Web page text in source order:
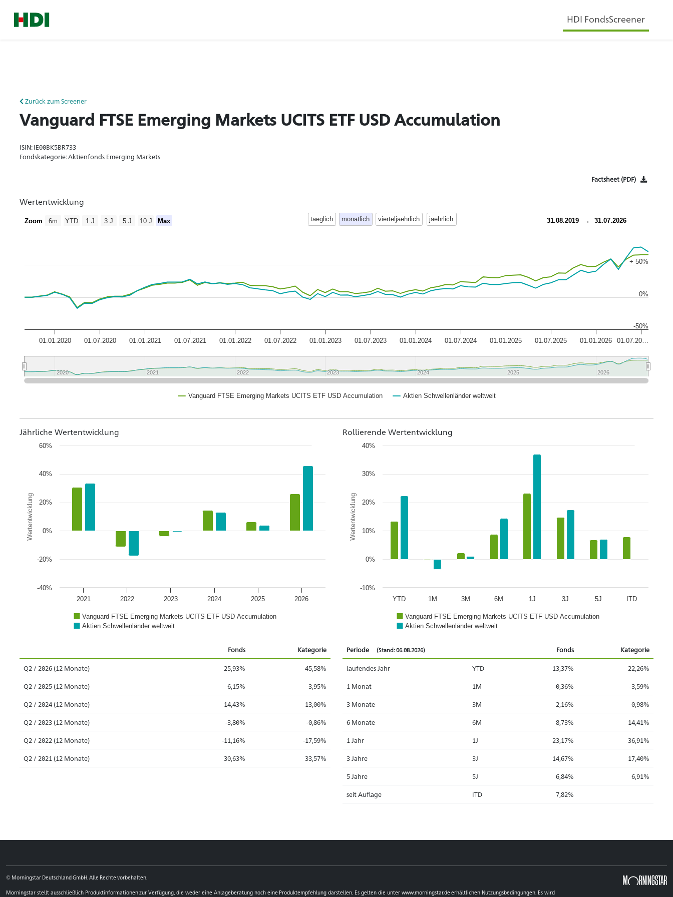
HDI FondsScreener
Zurück zum Screener
Vanguard FTSE Emerging Markets UCITS ETF USD Accumulation
ISIN: IE00BK5BR733
Fondskategorie: Aktienfonds Emerging Markets
Factsheet (PDF)
Wertentwicklung
taeglich monatlich vierteljaehrlich jaehrlich
Zoom 6m YTD 1 J 3 J 5 J 10 J Max 31.08.2019 → 31.07.2026
Vanguard FTSE Emerging Markets UCITS ETF USD Accumulation Aktien Schwellenländer weltweit
01.01.2020 01.07.2020 01.01.2021 01.07.2021 01.01.2022 01.07.2022 01.01.2023 01.07.2023 01.01.2024 01.07.2024 01.01.2025 01.07.2025 01.01.2026 01.07.20…
2020
2020 2021
2021 2022
2022 2023
2023 2024
2024 2025
2025 2026
2026
-50%
0%
+ 50%
Jährliche Wertentwicklung
Wertentwicklung
Vanguard FTSE Emerging Markets UCITS ETF USD Accumulation
Aktien Schwellenländer weltweit
2021 2022 2023 2024 2025 2026
-40%
-20%
0%
20%
40%
60%
Fonds Kategorie
Q2 / 2026 (12 Monate) 25,93% 45,58%
Q2 / 2025 (12 Monate) 6,15% 3,95%
Q2 / 2024 (12 Monate) 14,43% 13,00%
Q2 / 2023 (12 Monate) -3,80% -0,86%
Q2 / 2022 (12 Monate) -11,16% -17,59%
Q2 / 2021 (12 Monate) 30,63% 33,57%
Rollierende Wertentwicklung
Wertentwicklung
Vanguard FTSE Emerging Markets UCITS ETF USD Accumulation
Aktien Schwellenländer weltweit
YTD 1M 3M 6M 1J 3J 5J ITD
-10%
0%
10%
20%
30%
40%
Periode (Stand: 06.08.2026) Fonds Kategorie
laufendes Jahr YTD 13,37% 22,26%
1 Monat 1M -0,36% -3,59%
3 Monate 3M 2,16% 0,98%
6 Monate 6M 8,73% 14,41%
1 Jahr 1J 23,17% 36,91%
3 Jahre 3J 14,67% 17,40%
5 Jahre 5J 6,84% 6,91%
seit Auflage ITD 7,82%
© Morningstar Deutschland GmbH. Alle Rechte vorbehalten.
Morningstar stellt ausschließlich Produktinformationen zur Verfügung, die weder eine Anlageberatung noch eine Produktempfehlung darstellen. Es gelten die unter www.morningstar.de erhältlichen Nutzungsbedingungen. Es wird